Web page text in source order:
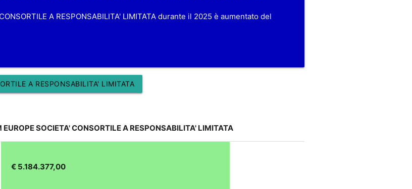
A RESPONSABILITA' LIMITATA durante il 2025 è aumentato del
A RESPONSABILITA' LIMITATA
SOCIETA' CONSORTILE A RESPONSABILITA' LIMITATA
€ 5.184.377,00